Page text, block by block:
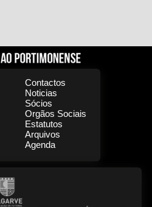
Contactos
Noticias
Sócios
Orgãos Sociais
Estatutos
Arquivos
Agenda